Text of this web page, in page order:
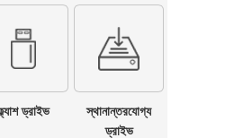
ড্রাইভ
স্থানান্তরযোগ্য
ড্রাইভ